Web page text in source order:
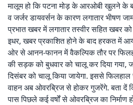
मालूम हो कि पटना मोड़ के आरओबी खुलने के
व जर्जर डायवर्सन के कारण लगातार भीषण
प्रभात खबर में लगातार तस्वीर सहित खबर
इधर, खबर प्रकाशित होने के बाद हरकत में
ओर से आनन-फानन में वैकल्पिक तौर पर
की सड़क को बुधवार को चालू कर दिया गया,
दिसंबर को चालू किया जायेगा. इससे फिलहाल
वाहन अब ओवरब्रिज से होकर गुजरेंगे. बता दें
पास पिछले कई वर्षों से ओवरब्रिज का निर्माण